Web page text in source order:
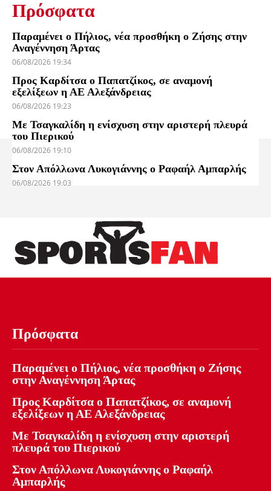
Πρόσφατα
Παραμένει ο Πήλιος, νέα προσθήκη ο Ζήσης στην
Αναγέννηση Άρτας
06/08/2026 19:34
Προς Καρδίτσα ο Παπατζίκος, σε αναμονή
εξελίξεων η ΑΕ Αλεξάνδρειας
06/08/2026 19:23
Με Τσαγκαλίδη η ενίσχυση στην αριστερή πλευρά
του Πιερικού
06/08/2026 19:10
Στον Απόλλωνα Λυκογιάννης ο Ραφαήλ Αμπαρλής
06/08/2026 19:03
Πρόσφατα
Παραμένει ο Πήλιος, νέα προσθήκη ο Ζήσης
στην Αναγέννηση Άρτας
Προς Καρδίτσα ο Παπατζίκος, σε αναμονή
εξελίξεων η ΑΕ Αλεξάνδρειας
Με Τσαγκαλίδη η ενίσχυση στην αριστερή
πλευρά του Πιερικού
Στον Απόλλωνα Λυκογιάννης ο Ραφαήλ
Αμπαρλής